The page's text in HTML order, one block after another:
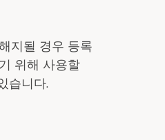
지될 경우 등록
위해 사용할
습니다.